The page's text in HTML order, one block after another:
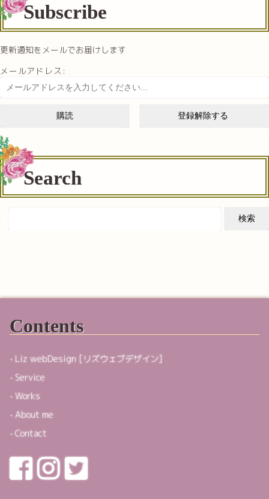
Subscribe
更新通知をメールでお届けします
メールアドレス:
Search
Contents
Liz webDesign [リズウェブデザイン]
Service
Works
About me
Contact